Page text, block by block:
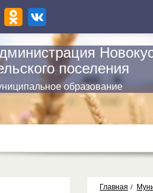
поселения
образование
Главная /